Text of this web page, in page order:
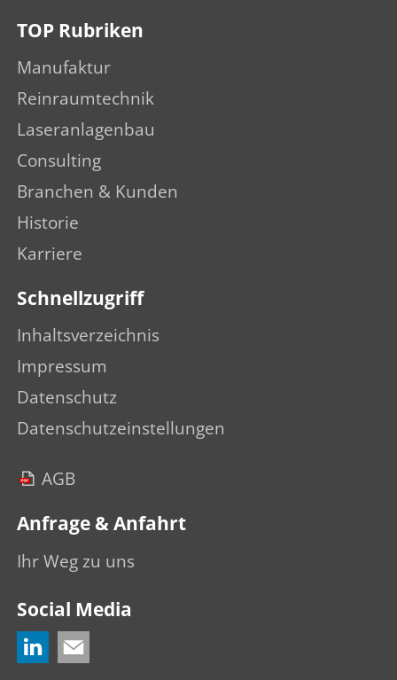
TOP Rubriken
Manufaktur
Reinraumtechnik
Laseranlagenbau
Consulting
Branchen & Kunden
Historie
Karriere
Schnellzugriff
Inhaltsverzeichnis
Impressum
Datenschutz
Datenschutzeinstellungen
AGB
Anfrage & Anfahrt
Ihr Weg zu uns
Social Media